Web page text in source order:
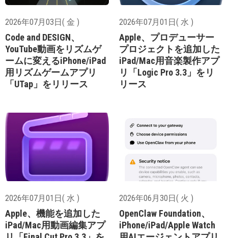
2026年07月03日( 金 )
Code and DESIGN、
YouTube動画をリズムゲ
ームに変えるiPhone/iPad
用リズムゲームアプリ
「UTap」をリリース
2026年07月01日( 水 )
Apple、プロデューサー
プロジェクトを追加した
iPad/Mac用音楽製作アプ
リ「Logic Pro 3.3」をリ
リース
2026年07月01日( 水 )
Apple、機能を追加した
iPad/Mac用動画編集アプ
2026年06月30日( 火 )
OpenClaw Foundation、
iPhone/iPad/Apple Watch